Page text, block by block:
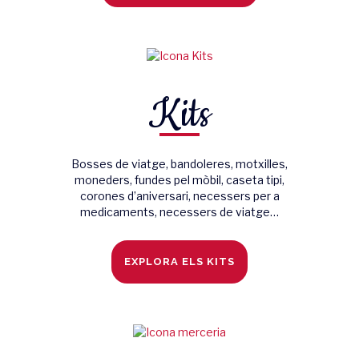
Kits
Bosses de viatge, bandoleres, motxilles,
moneders, fundes pel mòbil, caseta tipi,
corones d’aniversari, necessers per a
medicaments, necessers de viatge…
EXPLORA ELS KITS